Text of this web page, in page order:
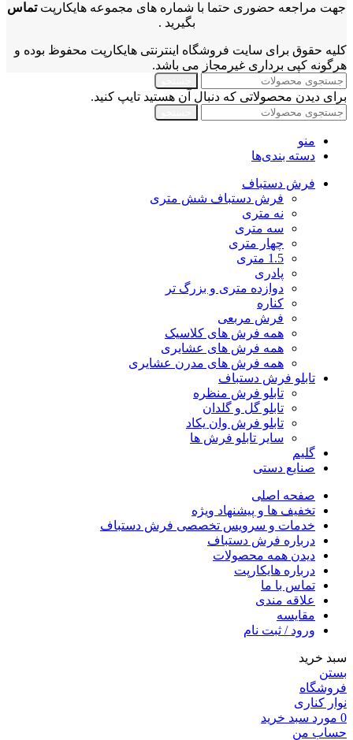
جهت مراجعه حضوری حتما با شماره های مجموعه هایکارپتتماس
بگیرید .
کلیه حقوق برای سایت فروشگاه اینترنتی هایکارپت محفوظ بوده و
هرگونه کپی برداری غیرمجاز می باشد.
برای دیدن محصولاتی که دنبال آن هستید تایپ کنید.
منو
دسته بندی‌ها
فرش دستباف
فرش دستباف شش متری
نه متری
سه متری
چهار متری
1.5 متری
پادری
دوازده متری و بزرگ تر
کناره
فرش مربعی
همه فرش های کلاسیک
همه فرش های عشایری
همه فرش های مدرن عشایری
تابلو فرش دستباف
تابلو فرش منظره
تابلو گل و گلدان
تابلو فرش وان یکاد
سایر تابلو فرش ها
گلیم
صنایع دستی
صفحه اصلی
تخفیف ها و پیشنهاد ویژه
خدمات و سرویس تخصصی فرش دستباف
درباره فرش دستباف
دیدن همه محصولات
درباره هایکارپت
تماس با ما
علاقه مندی
مقايسه
ورود / ثبت نام
سبد خرید
بستن
فروشگاه
نوار کناری
0 مورد سبد خرید
حساب من